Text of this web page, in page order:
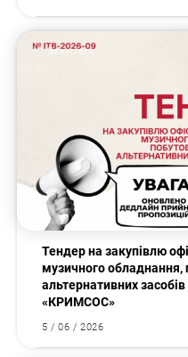
Закупівлі
Тендер на закупівлю
музичного обладнання,
альтернативних
«КРИМСОС»
5 / 06 / 2026